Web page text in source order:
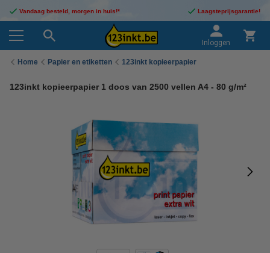
Vandaag besteld, morgen in huis!* Laagsteprijsgarantie!
Inloggen
Home Papier en etiketten 123inkt kopieerpapier
123inkt kopieerpapier 1 doos van 2500 vellen A4 - 80 g/m²